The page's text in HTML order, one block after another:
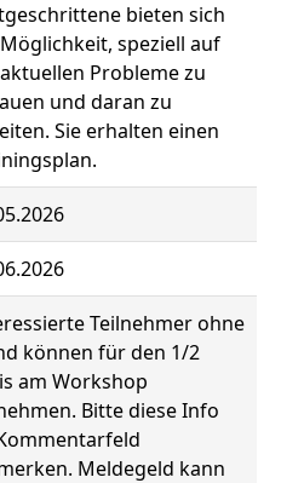
bieten sich
speziell auf
Probleme zu
und daran zu
Sie erhalten einen
Teilnehmer ohne
können für den 1/2
am Workshop
Bitte diese Info
Meldegeld kann